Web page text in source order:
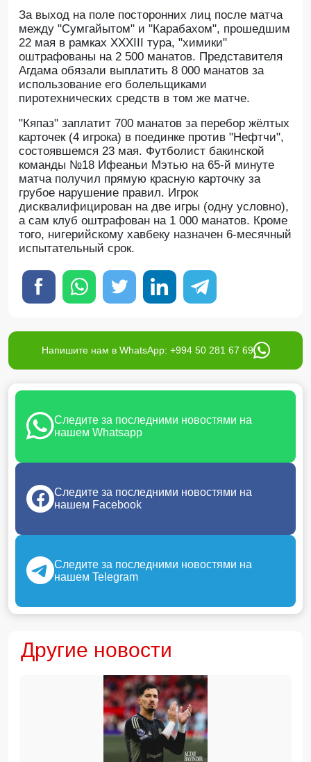
За выход на поле посторонних лиц после матча
между "Сумгайытом" и "Карабахом", прошедшим
22 мая в рамках XXXIII тура, "химики"
оштрафованы на 2 500 манатов. Представителя
Агдама обязали выплатить 8 000 манатов за
использование его болельщиками
пиротехнических средств в том же матче.
"Кяпаз" заплатит 700 манатов за перебор жёлтых
карточек (4 игрока) в поединке против "Нефтчи",
состоявшемся 23 мая. Футболист бакинской
команды №18 Ифеаньи Мэтью на 65-й минуте
матча получил прямую красную карточку за
грубое нарушение правил. Игрок
дисквалифицирован на две игры (одну условно),
а сам клуб оштрафован на 1 000 манатов. Кроме
того, нигерийскому хавбеку назначен 6-месячный
испытательный срок.
Напишите нам в WhatsApp: +994 50 281 67 69
Следите за последними новостями на
нашем Whatsapp
Следите за последними новостями на
нашем Facebook
Следите за последними новостями на
нашем Telegram
Другие новости